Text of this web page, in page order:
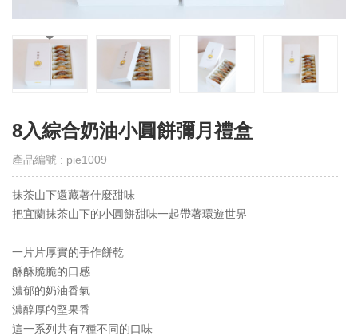
Cakes
得
市
線
上
會
Get
E-
VIP
購
物
須
知
Notes
8入綜合奶油小圓餅彌月禮盒
產品編號 : pie1009
抹茶山下還藏著什麼甜味
把宜蘭抹茶山下的小圓餅甜味一起帶著環遊世界
一片片厚實的手作餅乾
酥酥脆脆的口感
濃郁的奶油香氣
濃醇厚的堅果香
這一系列共有7種不同的口味